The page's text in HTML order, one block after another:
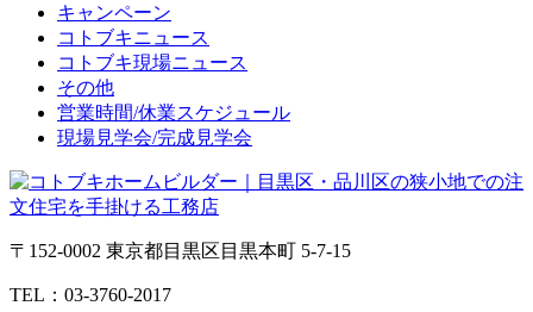
キャンペーン
コトブキニュース
コトブキ現場ニュース
その他
営業時間/休業スケジュール
現場見学会/完成見学会
〒152-0002 東京都目黒区目黒本町 5-7-15
TEL：03-3760-2017